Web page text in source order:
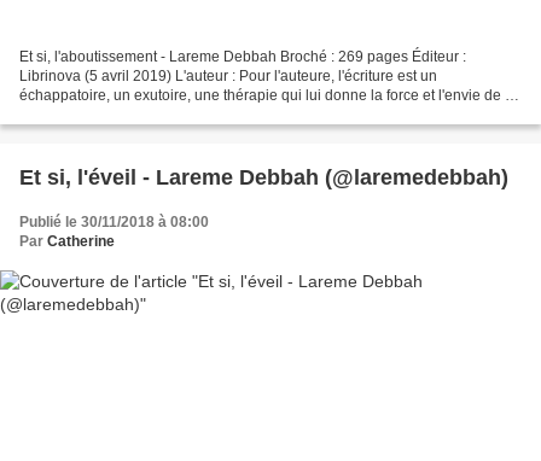
Et si, l'aboutissement - Lareme Debbah Broché : 269 pages Éditeur :
Librinova (5 avril 2019) L'auteur : Pour l'auteure, l'écriture est un
échappatoire, un exutoire, une thérapie qui lui donne la force et l'envie de se
Et si, l'éveil - Lareme Debbah (@laremedebbah)
Publié le 30/11/2018 à 08:00
Par Catherine